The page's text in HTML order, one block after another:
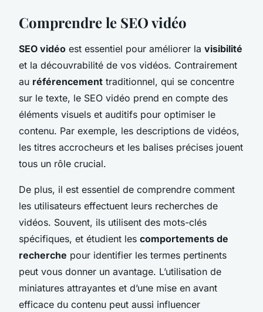
Comprendre le SEO vidéo
SEO vidéo est essentiel pour améliorer la visibilité
et la découvrabilité de vos vidéos. Contrairement
au référencement traditionnel, qui se concentre
sur le texte, le SEO vidéo prend en compte des
éléments visuels et auditifs pour optimiser le
contenu. Par exemple, les descriptions de vidéos,
les titres accrocheurs et les balises précises jouent
tous un rôle crucial.
De plus, il est essentiel de comprendre comment
les utilisateurs effectuent leurs recherches de
vidéos. Souvent, ils utilisent des mots-clés
spécifiques, et étudient les comportements de
recherche pour identifier les termes pertinents
peut vous donner un avantage. L’utilisation de
miniatures attrayantes et d’une mise en avant
efficace du contenu peut aussi influencer